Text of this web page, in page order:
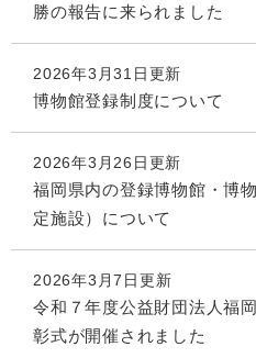
勝の報告に来られました
2026年3月31日更新
博物館登録制度について
2026年3月26日更新
福岡県内の登録博物館・博
定施設）について
2026年3月7日更新
令和７年度公益財団法人福
彰式が開催されました